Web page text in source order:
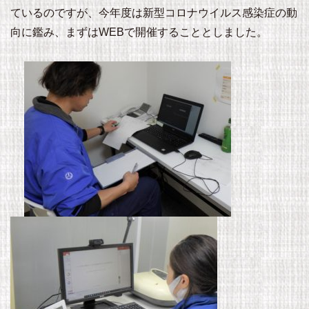
ているのですが、今年度は新型コロナウイルス感染症の動
向に鑑み、まずはWEBで開催することとしました。